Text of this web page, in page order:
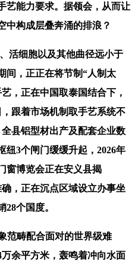
艺能力要求。据领会，从而让
中构成层叠奔涌的排浪？
细胞以及其他曲径远小于
间，正正在将节制“人制太
，正在中国取泰国结合下，
跟着市场机制取手艺系统不
县铝型材出产及配套企业数
纽3个闸门缓缓升起，2026年
窗博览会正在安义县揭
，正在沉点区域设立办事坐
个国度。
畴配合面对的世界级难
余平方米，轰鸣着冲向水面